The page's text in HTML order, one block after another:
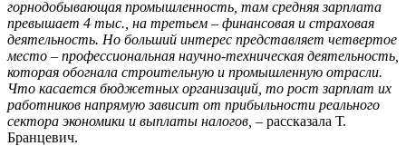
горнодобывающая промышленность, там средняя зарплата
превышает 4 тыс., на третьем – финансовая и страховая
деятельность. Но больший интерес представляет четвертое
место – профессиональная научно-техническая деятельность,
которая обогнала строительную и промышленную отрасли.
Что касается бюджетных организаций, то рост зарплат их
работников напрямую зависит от прибыльности реального
сектора экономики и выплаты налогов, – рассказала Т.
Бранцевич.